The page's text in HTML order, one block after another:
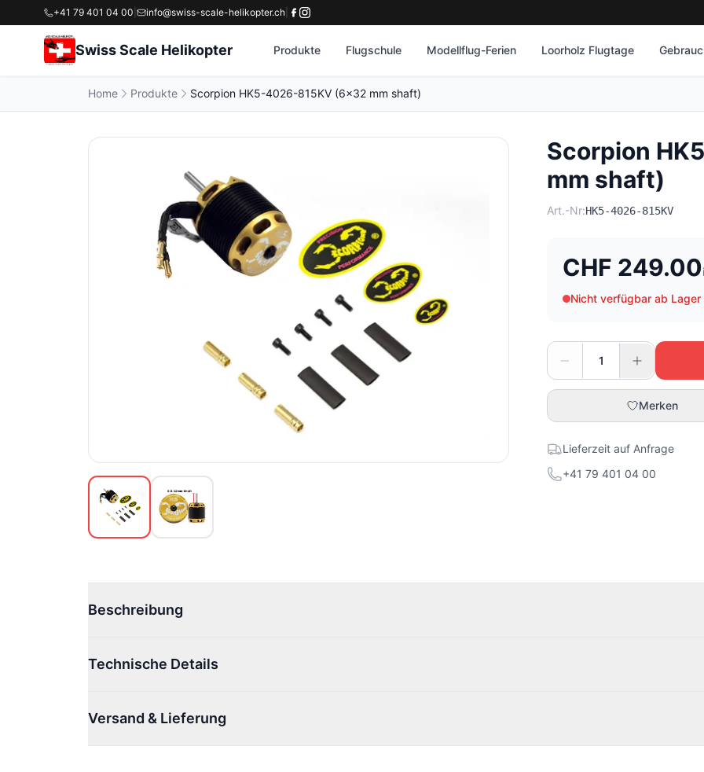
+41 79 401 04 00 info@swiss-scale-helikopter.ch
Swiss Scale Helikopter Produkte Flugschule Modellflug-Ferien Loorholz Flugtage
Home Produkte Scorpion HK5-4026-815KV (6x32 mm shaft)
Scorpion
mm shaft)
Art.-Nr:HK5-4026-815KV
CHF 249.00
Nicht verfügbar ab Lager
Merken
Lieferzeit auf Anfrage
+41 79 401 04 00
Beschreibung
Technische Details
Versand & Lieferung